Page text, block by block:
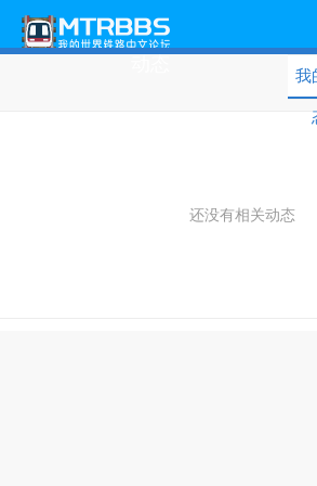
我
还没有相关动态